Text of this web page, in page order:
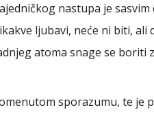
nastupa je sasvim
ljubavi, neće ni biti, ali
atoma snage se boriti
sporazumu, te je